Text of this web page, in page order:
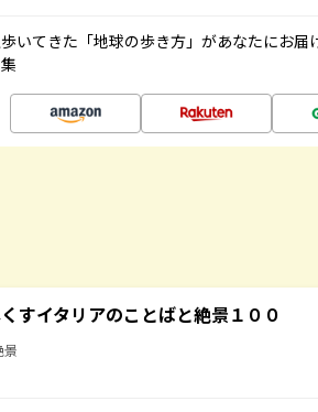
いてきた「地球の歩き方」があなたにお届
すイタリアのことばと絶景１００
景